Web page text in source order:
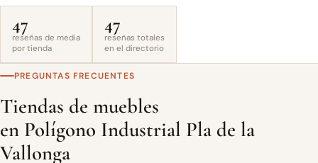
47
reseñas de media
por tienda
47
reseñas totales
en el directorio
PREGUNTAS FRECUENTES
Tiendas de muebles
en Polígono Industrial Pla de la
Vallonga